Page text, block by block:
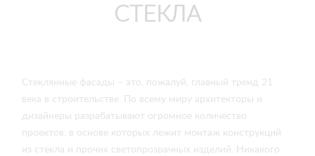
СТЕКЛА
Стеклянные фасады – это, пожалуй, главный тренд 21
века в строительстве. По всему миру архитекторы и
дизайнеры разрабатывают огромное количество
проектов, в основе которых лежит монтаж конструкций
из стекла и прочих светопрозрачных изделий. Никакого